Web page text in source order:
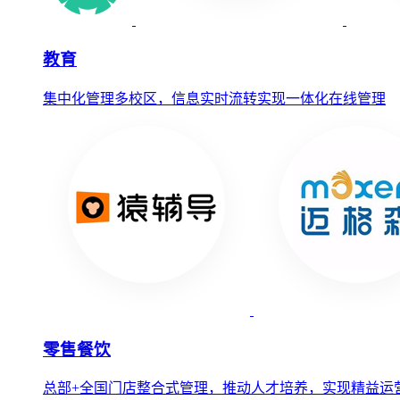
教育
集中化管理多校区，信息实时流转实现一体化在线管理
零售餐饮
总部+全国门店整合式管理，推动人才培养，实现精益运